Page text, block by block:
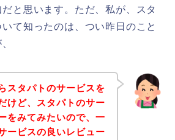
と思います。ただ、私が、スタ
て知ったのは、つい昨日のこと
スタパトのサービスを
けど、スタパトのサー
をみてみたいので、一
ービスの良いレビュー